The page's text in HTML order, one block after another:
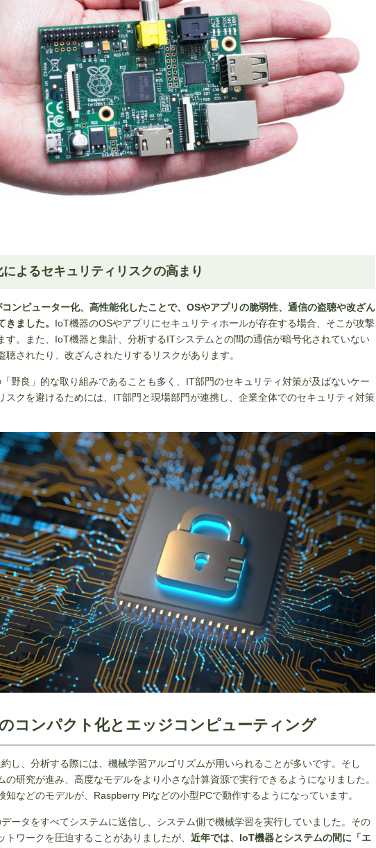
よるセキュリティリスクの高まり
ンピューター化、高性能化したことで、OSやアプリの脆弱性、通信の盗聴や改ざん
ました。 IoT機器のOSやアプリにセキュリティホールが存在する場合、そこが攻撃
す。また、IoT機器と集計、分析するITシステムとの間の通信が暗号化されていない
聴されたり、改ざんされたりするリスクがあります。
野良」的な取り組みであることも多く、IT部門のセキュリティ対策が及ばないケー
スクを避けるためには、IT部門と現場部門が連携し、企業全体でのセキュリティ対策
コンパクト化とエッジコンピューティング
し、分析する際には、機械学習アルゴリズムが用いられることが多いです。そし
の研究が進み、高度なモデルをより小さな計算資源で実行できるようになりました。
知などのモデルが、Raspberry Piなどの小型PCで動作するようになっています。
ータをすべてシステムに送信し、システム側で機械学習を実行していました。その
トワークを圧迫することがありましたが、 近年では、IoT機器とシステムの間に「エ